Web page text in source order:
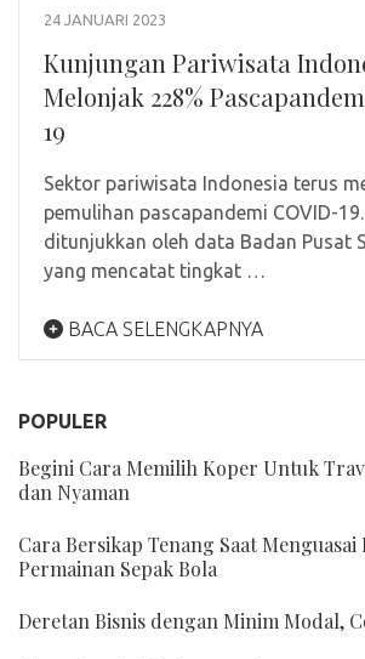
24 JANUARI 2023
Kunjungan Pariwisata
Melonjak 228%
19
Sektor pariwisata Indonesia terus
pemulihan pascapandemi COVID-
ditunjukkan oleh data Badan Pusat
yang mencatat tingkat …
BACA SELENGKAPNYA
POPULER
Begini Cara Memilih Koper Untuk
dan Nyaman
Cara Bersikap Tenang Saat Menguasai
Permainan Sepak Bola
Deretan Bisnis dengan Minim Modal,